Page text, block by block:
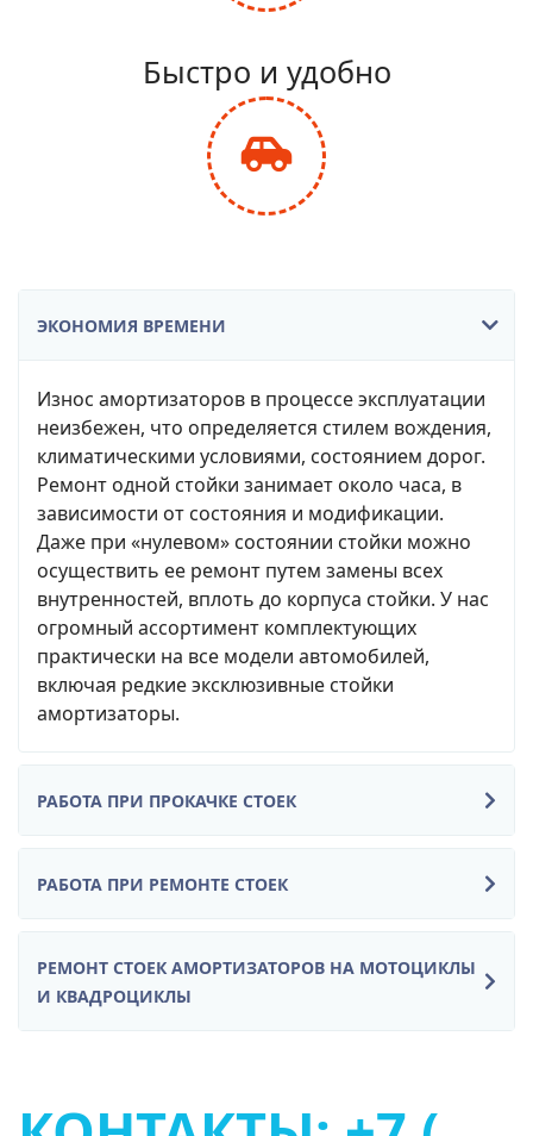
balance-
scale
Быстро и удобно
fas
fa-
ЭКОНОМИЯ ВРЕМЕНИ
Износ амортизаторов в процессе эксплуатации
неизбежен, что определяется стилем вождения,
климатическими условиями, состоянием дорог.
Ремонт одной стойки занимает около часа, в
зависимости от состояния и модификации.
Даже при «нулевом» состоянии стойки можно
осуществить ее ремонт путем замены всех
внутренностей, вплоть до корпуса стойки. У нас
огромный ассортимент комплектующих
практически на все модели автомобилей,
включая редкие эксклюзивные стойки
амортизаторы.
РАБОТА ПРИ ПРОКАЧКЕ СТОЕК
РАБОТА ПРИ РЕМОНТЕ СТОЕК
РЕМОНТ СТОЕК АМОРТИЗАТОРОВ НА МОТОЦИКЛЫ
И КВАДРОЦИКЛЫ